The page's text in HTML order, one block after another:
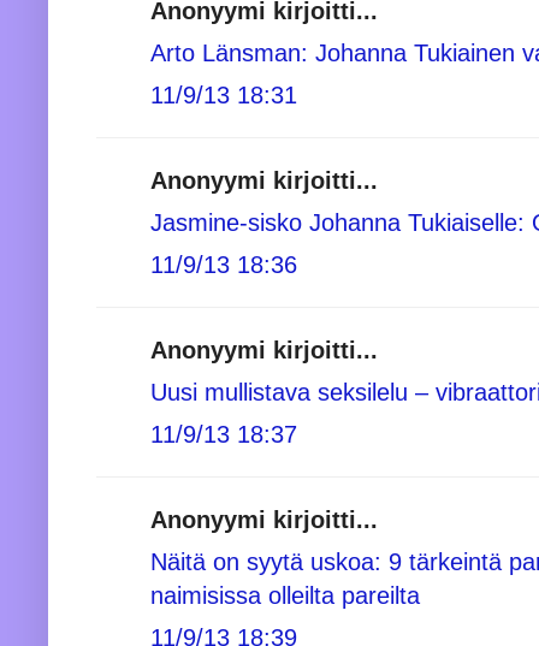
Anonyymi kirjoitti...
Arto Länsman: Johanna Tukiainen
11/9/13 18:31
Anonyymi kirjoitti...
Jasmine-sisko Johanna Tukiaiselle:
11/9/13 18:36
Anonyymi kirjoitti...
Uusi mullistava seksilelu –
11/9/13 18:37
Anonyymi kirjoitti...
Näitä on syytä uskoa: 9 tärkeintä
naimisissa olleilta pareilta
11/9/13 18:39